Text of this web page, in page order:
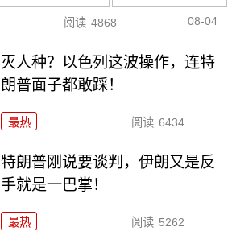
阅读 4868 08-04
灭人种？以色列这波操作，连特
朗普面子都敢踩！
最热 阅读 6434
特朗普刚说要谈判，伊朗又是反
手就是一巴掌！
最热 阅读 5262